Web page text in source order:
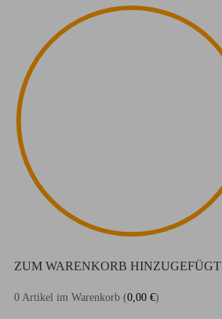
ZUM WARENKORB HINZUGEFÜGT
0 Artikel im Warenkorb (0,00 €)